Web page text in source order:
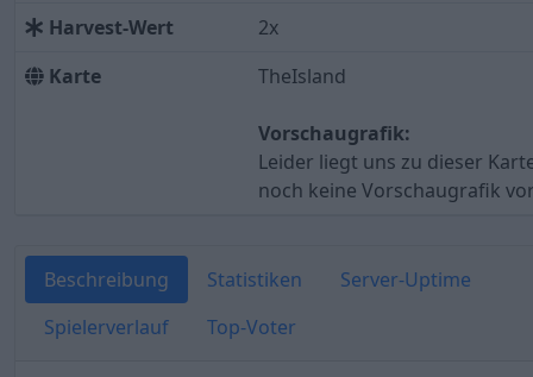
Harvest-Wert
2x
Karte
TheIsland
Vorschaugrafik:
Leider liegt uns zu dieser
noch keine Vorschaugrafik
Beschreibung Statistiken
Server-Uptime
Spielerverlauf
Top-Voter